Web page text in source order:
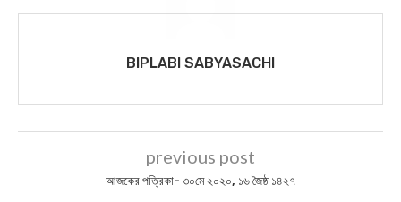
BIPLABI SABYASACHI
previous post
আজকের পত্রিকা- ৩০মে ২০২০, ১৬ জৈষ্ঠ ১৪২৭